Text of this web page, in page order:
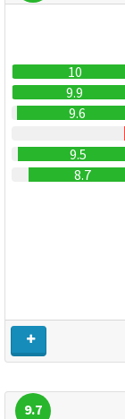
10
9.9
9.6
9.5
8.7
9.7